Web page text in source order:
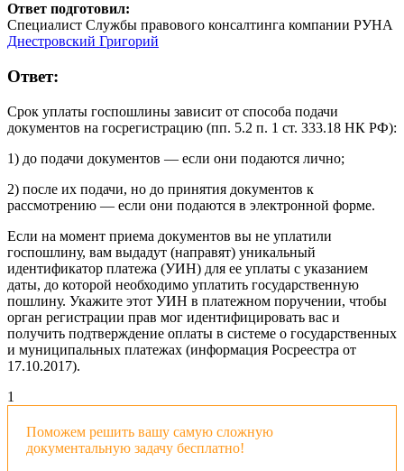
Ответ подготовил:
Специалист Службы правового консалтинга компании РУНА
Днестровский Григорий
Ответ:
Срок уплаты госпошлины зависит от способа подачи
документов на госрегистрацию (пп. 5.2 п. 1 ст. 333.18 НК РФ):
1) до подачи документов — если они подаются лично;
2) после их подачи, но до принятия документов к
рассмотрению — если они подаются в электронной форме.
Если на момент приема документов вы не уплатили
госпошлину, вам выдадут (направят) уникальный
идентификатор платежа (УИН) для ее уплаты с указанием
даты, до которой необходимо уплатить государственную
пошлину. Укажите этот УИН в платежном поручении, чтобы
орган регистрации прав мог идентифицировать вас и
получить подтверждение оплаты в системе о государственных
и муниципальных платежах (информация Росреестра от
17.10.2017).
1
Поможем решить вашу самую сложную
документальную задачу бесплатно!